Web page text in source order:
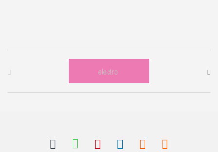
Brands Carousel